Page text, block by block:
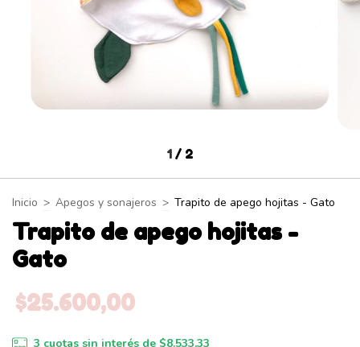
1 / 2
Inicio > Apegos y sonajeros > Trapito de apego hojitas - Gato
Trapito de apego hojitas -
Gato
$25.600,00
3 cuotas sin interés de $8.533,33